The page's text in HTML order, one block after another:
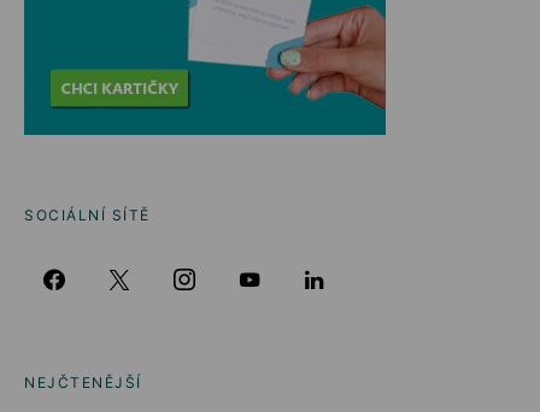
SOCIÁLNÍ SÍTĚ
NEJČTENĚJŠÍ